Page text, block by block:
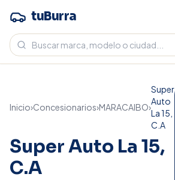
tuBurra
Inicio›Concesionarios›MARACAIBO›
Super
Auto
La 15,
C.A
Super Auto La 15,
C.A